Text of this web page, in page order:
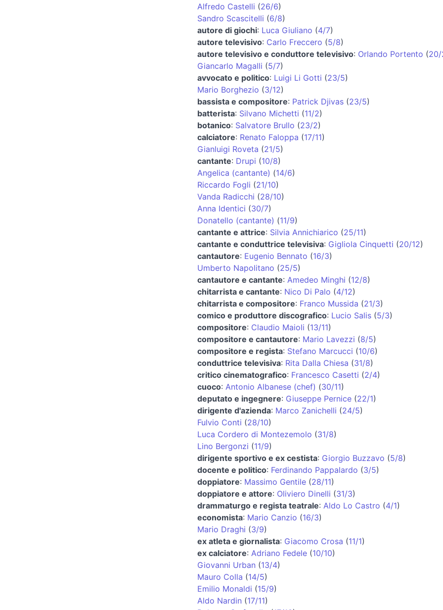
Alfredo Castelli (26/6)
Sandro Scascitelli (6/8)
autore di giochi: Luca Giuliano (4/7)
autore televisivo: Carlo Freccero (5/8)
autore televisivo e conduttore televisivo: Orlando Portento (20/
Giancarlo Magalli (5/7)
avvocato e politico: Luigi Li Gotti (23/5)
Mario Borghezio (3/12)
bassista e compositore: Patrick Djivas(23/5)
batterista: Silvano Michetti (11/2)
botanico: Salvatore Brullo (23/2)
calciatore: Renato Faloppa (17/11)
Gianluigi Roveta (21/5)
cantante: Drupi (10/8)
Angelica (cantante) (14/6)
Riccardo Fogli (21/10)
Vanda Radicchi (28/10)
Anna Identici (30/7)
Donatello (cantante) (11/9)
cantante e attrice: Silvia Annichiarico (25/11)
cantante e conduttrice televisiva: Gigliola Cinquetti (20/12)
cantautore: Eugenio Bennato (16/3)
Umberto Napolitano (25/5)
cantautore e cantante: Amedeo Minghi (12/8)
chitarrista e cantante: Nico Di Palo (4/12)
chitarrista e compositore: Franco Mussida (21/3)
comico e produttore discografico: Lucio Salis(5/3)
compositore: Claudio Maioli (13/11)
compositore e cantautore: Mario Lavezzi (8/5)
compositore e regista: Stefano Marcucci (10/6)
conduttrice televisiva: Rita Dalla Chiesa (31/8)
critico cinematografico: Francesco Casetti (2/4)
cuoco: Antonio Albanese (chef) (30/11)
deputato e ingegnere: Giuseppe Pernice(22/1)
dirigente d'azienda: Marco Zanichelli (24/5)
Fulvio Conti (28/10)
Luca Cordero di Montezemolo (31/8)
Lino Bergonzi (11/9)
dirigente sportivo e ex cestista: Giorgio Buzzavo (5/8)
docente e politico: Ferdinando Pappalardo (3/5)
doppiatore: Massimo Gentile(28/11)
doppiatore e attore: Oliviero Dinelli (31/3)
drammaturgo e regista teatrale: Aldo Lo Castro (4/1)
economista: Mario Canzio (16/3)
Mario Draghi (3/9)
ex atleta e giornalista: Giacomo Crosa (11/1)
ex calciatore: Adriano Fedele(10/10)
Giovanni Urban (13/4)
Mauro Colla (14/5)
Emilio Monaldi (15/9)
Aldo Nardin (17/11)